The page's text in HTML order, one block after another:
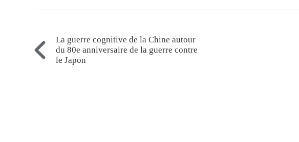
La guerre cognitive de la Chine autour
du 80e anniversaire de la guerre contre
le Japon